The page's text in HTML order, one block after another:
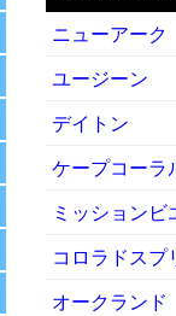
ニューアーク
ユージーン
デイトン
ケープコーラ
ミッションビ
コロラドスプ
オークランド